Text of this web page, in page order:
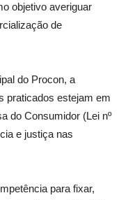
objetivo averiguar
de
do Procon, a
praticados estejam em
do Consumidor (Lei nº
e justiça nas
para fixar,